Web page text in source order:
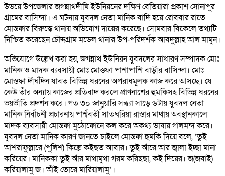
উভয়ে উপজেলার জগন্নাথদীঘি ইউনিয়নের দক্ষিণ বেতিয়ারা প্রকাশ সোনাপুর
গ্রামের বাসিন্দা। এ ঘটনায় যুবদল নেতা মানিক বাদি হয়ে রোববার রাতে
মোস্তফার বিরুদ্ধে থানায় অভিযোগ দায়ের করেছে। সোমবার বিকেলে তথ্যটি
নিশ্চিত করেছেন চৌদ্দগ্রাম মডেল থানার উপ-পরিদর্শক আবদুল্লাহ আল মামুন।
অভিযোগে উল্লেখ করা হয়, জগন্নাথ ইউনিয়ন যুবদলের সাধারণ সম্পাদক মোঃ
মানিক ও মাদক ব্যবসায়ী মোঃ মোস্তফা পাশাপাশি বাড়ীর বাসিন্দা। মোঃ
মোস্তফা দীর্ঘদিন যাবত বিভিন্ন ধরনের অপরাধমূলক কাজ করে আসছে। যে
কেউ তাঁর অন্যায় কাজের প্রতিবাদ করলে প্রাণনাশের হুমকিসহ বিভিন্ন ধরনের
ভয়ভীতি প্রদর্শন করে। গত ৩০ জানুয়ারি সন্ধ্যা সাড়ে ৬টায় যুবদল নেতা
মানিক নির্বাচনী প্রচারনায় পার্শ্ববর্তী সাতঘরিয়া রাস্তার মাথায় অবস্থানকালে
মাদক ব্যবসায়ী মোস্তফা মুঠোফোনে কল করে অকথ্য ভাষায় গালমন্দ করে।
যুবদল নেতা মানিক কারণ জানতে চাইলে মোস্তফা হুমকি দিয়ে বলে, ‘তুই
আশরাফুল্লারে (পুলিশ) কিল্লে কইছত আবার। তুই আঁরে আর জ্বালা ইচ্ছা মানা
করিয়ের। মানিককা তুই আঁর মাথামুথা গরম করিছছা, কই দিয়ের। জ(জবাই)
করিয়ালামু জ। আঁই তোরে মারিয়ালামু’।